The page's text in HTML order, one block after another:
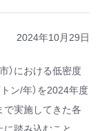
2024年10月29日
）における低密度
ン/年）を2024年度
実施してきた各
踏み込むこと